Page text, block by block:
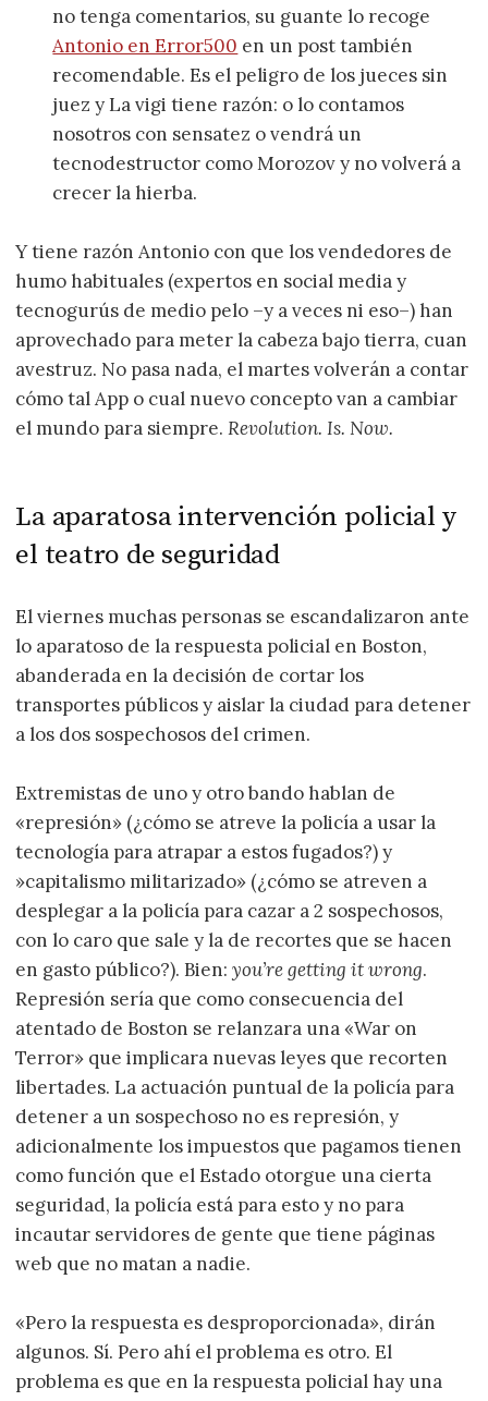
no tenga comentarios, su guante lo recoge
Antonio en Error500 en un post también
recomendable. Es el peligro de los jueces sin
juez y La vigi tiene razón: o lo contamos
nosotros con sensatez o vendrá un
tecnodestructor como Morozov y no volverá a
crecer la hierba.
Y tiene razón Antonio con que los vendedores de
humo habituales (expertos en social media y
tecnogurús de medio pelo –y a veces ni eso–) han
aprovechado para meter la cabeza bajo tierra, cuan
avestruz. No pasa nada, el martes volverán a contar
cómo tal App o cual nuevo concepto van a cambiar
el mundo para siempre.Revolution. Is. Now.
La aparatosa intervención policial y
el teatro de seguridad
El viernes muchas personas se escandalizaron ante
lo aparatoso de la respuesta policial en Boston,
abanderada en la decisión de cortar los
transportes públicos y aislar la ciudad para detener
a los dos sospechosos del crimen.
Extremistas de uno y otro bando hablan de
«represión» (¿cómo se atreve la policía a usar la
tecnología para atrapar a estos fugados?) y
»capitalismo militarizado» (¿cómo se atreven a
desplegar a la policía para cazar a 2 sospechosos,
con lo caro que sale y la de recortes que se hacen
en gasto público?). Bien:you’re getting it wrong.
Represión sería que como consecuencia del
atentado de Boston se relanzara una «War on
Terror» que implicara nuevas leyes que recorten
libertades. La actuación puntual de la policía para
detener a un sospechoso no es represión, y
adicionalmente los impuestos que pagamos tienen
como función que el Estado otorgue una cierta
seguridad, la policía está para esto y no para
incautar servidores de gente que tiene páginas
web que no matan a nadie.
«Pero la respuesta es desproporcionada», dirán
algunos. Sí. Pero ahí el problema es otro. El
problema es que en la respuesta policial hay una